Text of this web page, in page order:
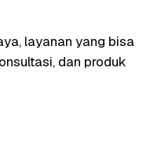
layanan yang bisa
dan produk